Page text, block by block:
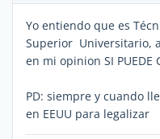
Yo entiendo que es
Superior Universitario,
en mi opinion SI PUEDE
PD: siempre y cuando
en EEUU para legalizar